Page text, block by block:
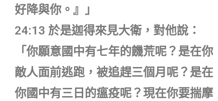
好降與你。』」
24:13 於是迦得來見大衛，對他說：
「你願意國中有七年的饑荒呢？是在你
敵人面前逃跑，被追趕三個月呢？是在
你國中有三日的瘟疫呢？現在你要揣摩